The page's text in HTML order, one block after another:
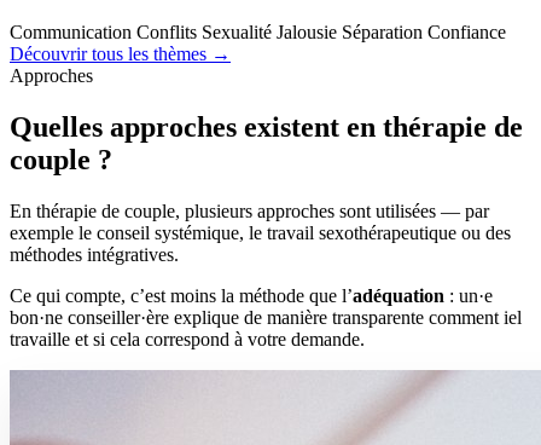
Communication Conflits Sexualité Jalousie Séparation Confiance
Découvrir tous les thèmes →
Approches
Quelles approches existent en thérapie de
couple ?
En thérapie de couple, plusieurs approches sont utilisées — par
exemple le conseil systémique, le travail sexothérapeutique ou des
méthodes intégratives.
Ce qui compte, c’est moins la méthode que l’adéquation : un·e
bon·ne conseiller·ère explique de manière transparente comment iel
travaille et si cela correspond à votre demande.